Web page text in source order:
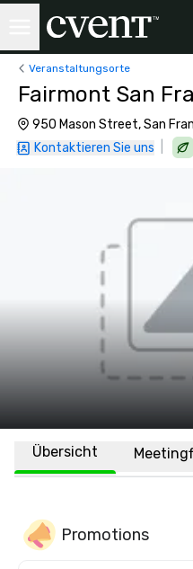
Veranstaltungsorte
Fairmont San
950 Mason Street, San
Kontaktieren Sie uns
Übersicht
Promotions